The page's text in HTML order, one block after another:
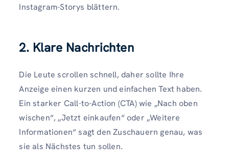
Instagram-Storys blättern.
2. Klare Nachrichten
Die Leute scrollen schnell, daher sollte Ihre
Anzeige einen kurzen und einfachen Text haben.
Ein starker Call-to-Action (CTA) wie „Nach oben
wischen“, „Jetzt einkaufen“ oder „Weitere
Informationen“ sagt den Zuschauern genau, was
sie als Nächstes tun sollen.